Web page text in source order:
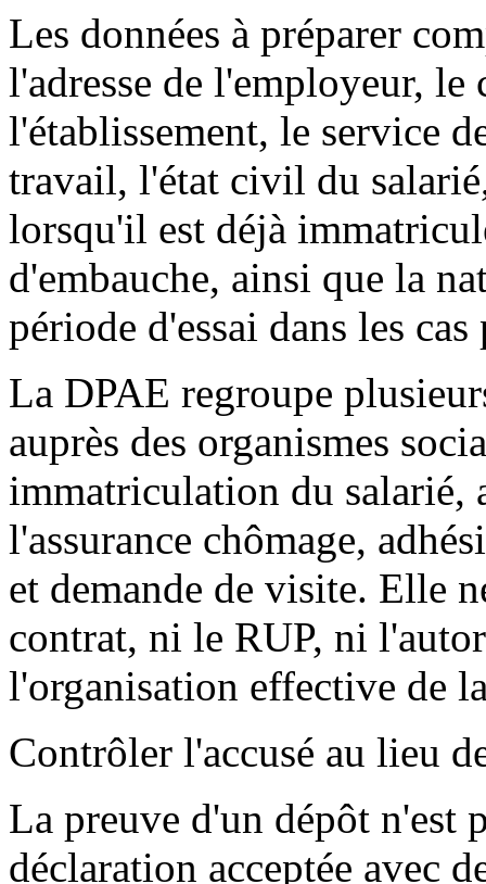
Les données à préparer
l'adresse de l'employeur, le
l'établissement, le service
travail, l'état civil du
lorsqu'il est déjà
d'embauche, ainsi que la
période d'essai dans les cas
La DPAE regroupe
auprès des organismes
immatriculation du
l'assurance chômage,
et demande de visite. Elle
contrat, ni le RUP, ni
l'organisation effective de
Contrôler l'accusé au lieu
La preuve d'un dépôt n'est
déclaration acceptée avec